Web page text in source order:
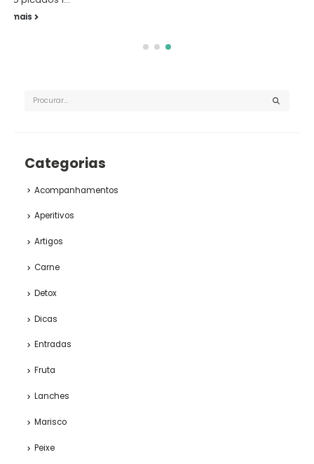
ler mais
Categorias
Acompanhamentos
Aperitivos
Artigos
Carne
Detox
Dicas
Entradas
Fruta
Lanches
Marisco
Peixe